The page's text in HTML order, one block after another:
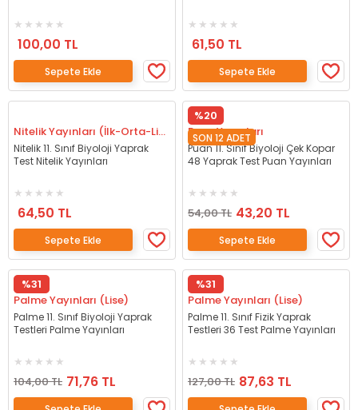
100,00 TL
Sepete Ekle
61,50 TL
Sepete Ekle
Nitelik Yayınları (İlk-Orta-Lise)
Nitelik 11. Sınıf Biyoloji Yaprak
Test Nitelik Yayınları
64,50 TL
Sepete Ekle
%20
SON 12 ADET
Puan Yayınları
Puan 11. Sınıf Biyoloji Çek Kopar
48 Yaprak Test Puan Yayınları
54,00 TL 43,20 TL
Sepete Ekle
%31
Palme Yayınları (Lise)
Palme 11. Sınıf Biyoloji Yaprak
Testleri Palme Yayınları
104,00 TL 71,76 TL
%31
Palme Yayınları (Lise)
Palme 11. Sınıf Fizik Yaprak
Testleri 36 Test Palme Yayınları
127,00 TL 87,63 TL